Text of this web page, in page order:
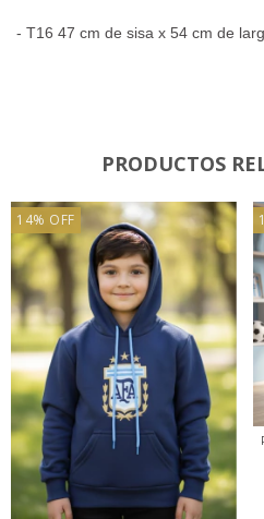
- T16 47 cm de sisa x 54 cm de
PRODUCTOS
14% OFF